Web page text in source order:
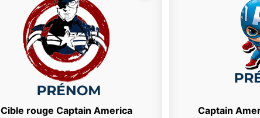
Cible rouge Captain America Captain